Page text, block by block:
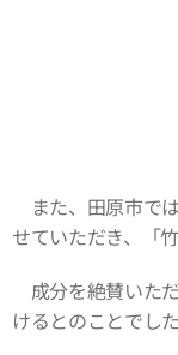
また、田原市で
せていただき、「
成分を絶賛いた
けるとのことでし